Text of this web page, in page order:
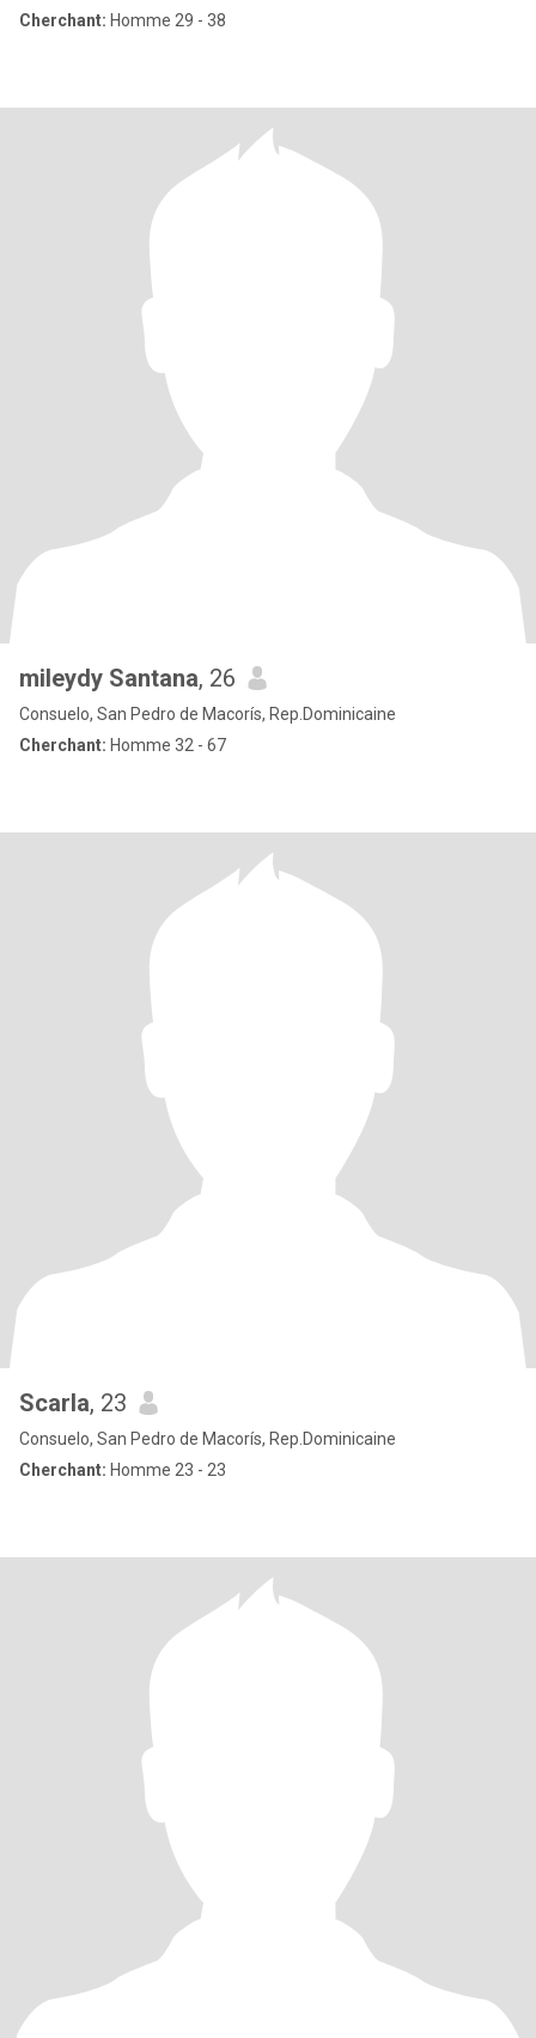
Cherchant: Homme 29 - 38
mileydy Santana, 26
Consuelo, San Pedro de Macorís, Rep.Dominicaine
Cherchant: Homme 32 - 67
Scarla, 23
Consuelo, San Pedro de Macorís, Rep.Dominicaine
Cherchant: Homme 23 - 23